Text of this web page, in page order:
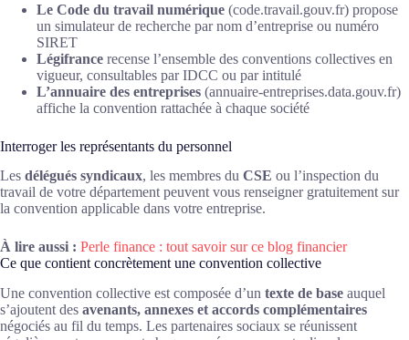
Le Code du travail numérique (code.travail.gouv.fr) propose
un simulateur de recherche par nom d’entreprise ou numéro
SIRET
Légifrance recense l’ensemble des conventions collectives en
vigueur, consultables par IDCC ou par intitulé
L’annuaire des entreprises (annuaire-entreprises.data.gouv.fr)
affiche la convention rattachée à chaque société
Interroger les représentants du personnel
Les délégués syndicaux, les membres du CSE ou l’inspection du
travail de votre département peuvent vous renseigner gratuitement sur
la convention applicable dans votre entreprise.
À lire aussi : Perle finance : tout savoir sur ce blog financier
Ce que contient concrètement une convention collective
Une convention collective est composée d’un texte de base auquel
s’ajoutent des avenants, annexes et accords complémentaires
négociés au fil du temps. Les partenaires sociaux se réunissent